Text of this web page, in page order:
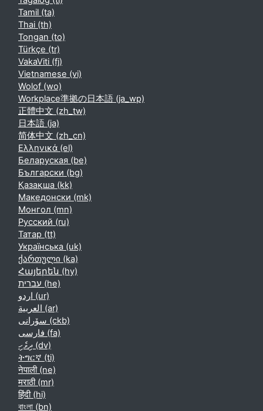
Tamil ‎(ta)‎
Thai ‎(th)‎
Tongan ‎(to)‎
Türkçe ‎(tr)‎
VakaViti ‎(fj)‎
Vietnamese ‎(vi)‎
Wolof ‎(wo)‎
Workplace準拠の日本語 ‎(ja_wp)‎
正體中文 ‎(zh_tw)‎
日本語 ‎(ja)‎
简体中文 ‎(zh_cn)‎
Ελληνικά ‎(el)‎
Беларуская ‎(be)‎
Български ‎(bg)‎
Қазақша ‎(kk)‎
Македонски ‎(mk)‎
Монгол ‎(mn)‎
Русский ‎(ru)‎
Татар ‎(tt)‎
Українська ‎(uk)‎
ქართული ‎(ka)‎
Հայերեն ‎(hy)‎
עברית ‎(he)‎
اردو ‎(ur)‎
العربية ‎(ar)‎
سۆرانی ‎(ckb)‎
فارسی ‎(fa)‎
ދިވެހި ‎(dv)‎
ትግርኛ ‎(ti)‎
नेपाली ‎(ne)‎
मराठी ‎(mr)‎
हिंदी ‎(hi)‎
বাংলা ‎(bn)‎